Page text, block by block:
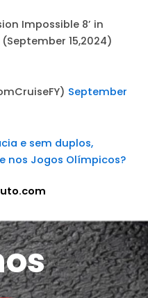
Impossible 8’ in
(September 15,2024)
September
e sem duplos,
nos Jogos Olímpicos?